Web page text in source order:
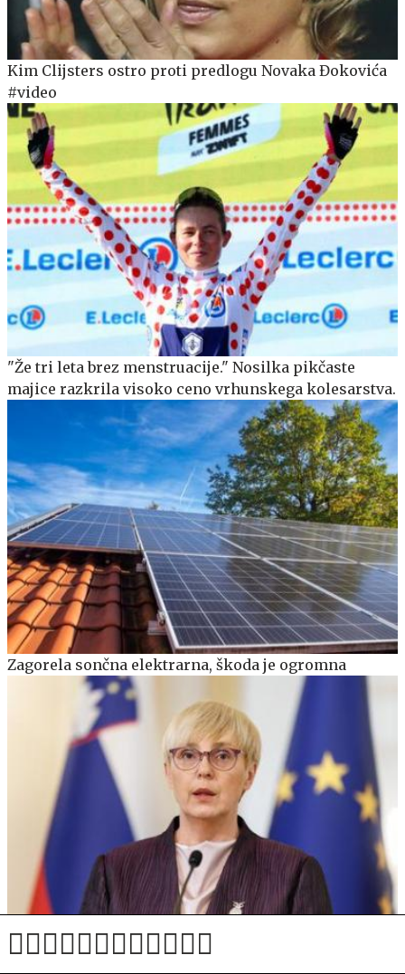
Kim Clijsters ostro proti predlogu Novaka Đokovića
#video
"Že tri leta brez menstruacije." Nosilka pikčaste
majice razkrila visoko ceno vrhunskega kolesarstva.
Zagorela sončna elektrarna, škoda je ogromna
Nekdanji šef SOVE: Tisti trenutek, ko sta vstopili v